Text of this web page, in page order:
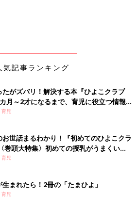
記事ランキング
たがズバリ！解決する本『ひよこクラブ
～2才になるまで、育児に役立つ情報が
育児
お世話まるわかり！『初めてのひよこクラ
巻頭大特集〉初めての授乳がうまくい
い・ミルクの基本と夏のトラブル 解決テ
育児
まれたら！2冊の「たまひよ」
育児